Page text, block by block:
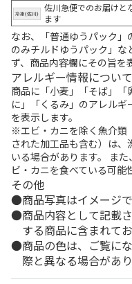
佐川急便でのお届けと
ます
なお、「普通ゆうパック
のみチルドゆうパック」
ず、商品内容欄にその旨を
アレルギー情報について
商品に「小麦」「そば」
に」「くるみ」のアレル
を表示します。
※エビ・カニを除く魚介類
された加工品も含む）は
いる場合があります。 ま
ビ・カニを食べている可能
その他
商品写真はイメージで
商品内容として記載
する商品に含まれて
商品の色は、ご覧に
際と異なる場合があり